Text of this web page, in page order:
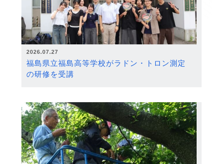
2026.07.27
福島県立福島高等学校がラドン・トロン測定
の研修を受講